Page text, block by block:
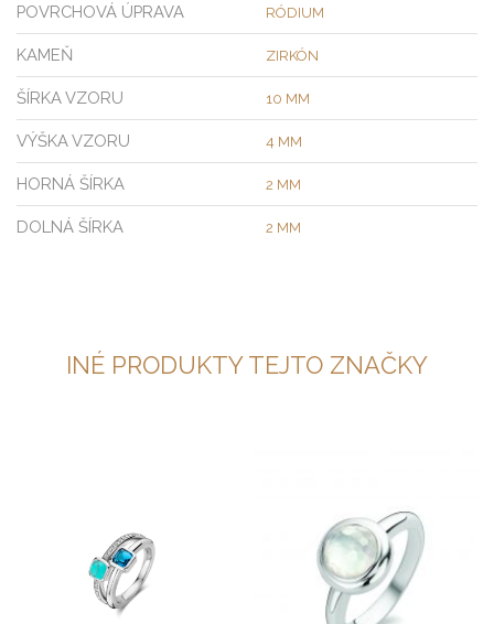
POVRCHOVÁ ÚPRAVA RÓDIUM
KAMEŇ ZIRKÓN
ŠÍRKA VZORU 10 MM
VÝŠKA VZORU 4 MM
HORNÁ ŠÍRKA 2 MM
DOLNÁ ŠÍRKA 2 MM
INÉ PRODUKTY TEJTO ZNAČKY